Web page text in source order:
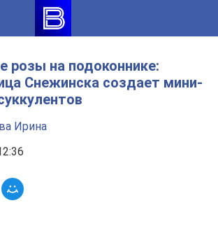
розы на подоконнике:
Снежинска создает мини-
Ирина